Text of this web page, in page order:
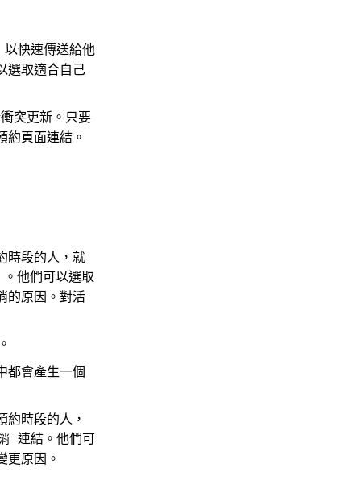
以快速傳送給他
選取適合自己
突更新。只要
約頁面連結。
時段的人，就
。他們可以選取
的原因。對活
都會產生一個
時段的人，
連結。他們可
更原因。